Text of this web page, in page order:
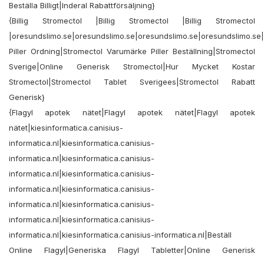
Beställa Billigt|Inderal Rabattförsäljning}
{Billig Stromectol |Billig Stromectol |Billig Stromectol
Piller Ordning|Stromectol Varumärke Piller Beställning|Stromectol
Sverige|Online Generisk Stromectol|Hur Mycket Kostar
Stromectol|Stromectol Tablet Sverigees|Stromectol Rabatt
Generisk}
{Flagyl apotek nätet|Flagyl apotek nätet|Flagyl apotek
nätet|kiesinformatica.canisius-
informatica.nl|kiesinformatica.canisius-
informatica.nl|kiesinformatica.canisius-
informatica.nl|kiesinformatica.canisius-
informatica.nl|kiesinformatica.canisius-
informatica.nl|kiesinformatica.canisius-
informatica.nl|kiesinformatica.canisius-
informatica.nl|kiesinformatica.canisius-informatica.nl|Beställ
Online Flagyl|Generiska Flagyl Tabletter|Online Generisk